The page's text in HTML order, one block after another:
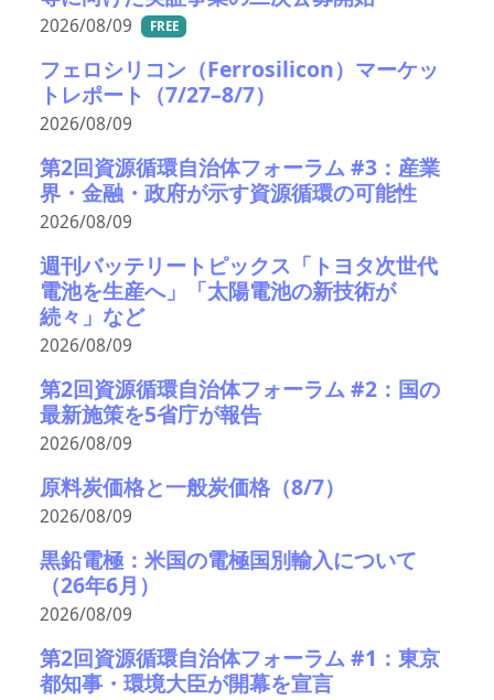
2026/08/09 FREE
フェロシリコン（Ferrosilicon）マーケッ
トレポート（7/27–8/7）
2026/08/09
第2回資源循環自治体フォーラム #3：産業
界・金融・政府が示す資源循環の可能性
2026/08/09
週刊バッテリートピックス「トヨタ次世代
電池を生産へ」「太陽電池の新技術が
続々」など
2026/08/09
第2回資源循環自治体フォーラム #2：国の
最新施策を5省庁が報告
2026/08/09
原料炭価格と一般炭価格（8/7）
2026/08/09
黒鉛電極：米国の電極国別輸入について
（26年6月）
2026/08/09
第2回資源循環自治体フォーラム #1：東京
都知事・環境大臣が開幕を宣言